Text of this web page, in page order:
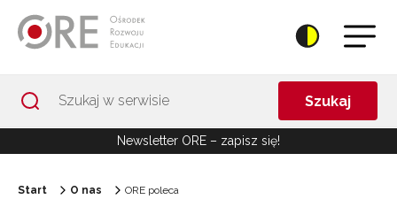
Szukaj
Newsletter ORE – zapisz się!
Start O nas ORE poleca